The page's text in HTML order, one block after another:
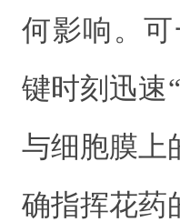
何影响。
键时刻迅
与细胞膜上
确指挥花药